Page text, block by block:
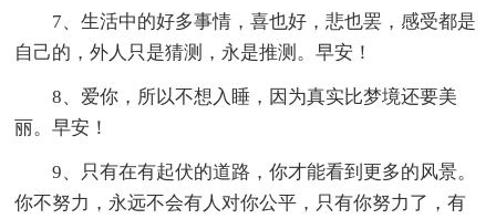
7、生活中的好多事情，喜也好，悲也罢，感受都是
自己的，外人只是猜测，永是推测。早安！
8、爱你，所以不想入睡，因为真实比梦境还要美
丽。早安！
9、只有在有起伏的道路，你才能看到更多的风景。
你不努力，永远不会有人对你公平，只有你努力了，有